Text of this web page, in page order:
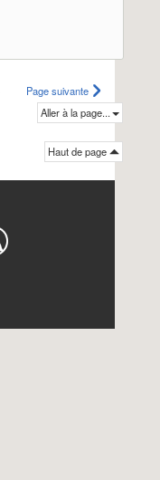
Page suivante
Aller à la page...
Haut de page